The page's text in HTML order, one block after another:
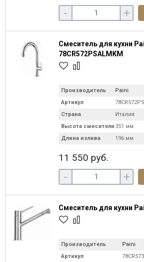
- +
Смеситель для кухни
78CR572PSALMKM
Производитель
Paini
Артикул
Страна
Италия
Высота смесителя 351 мм
Длина излива
196 мм
11 550 руб.
- +
Смеситель для кухни
Производитель
Paini
Артикул